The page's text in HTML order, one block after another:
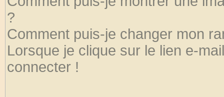
?
Comment puis-je changer mon
Lorsque je clique sur le lien e-
connecter !